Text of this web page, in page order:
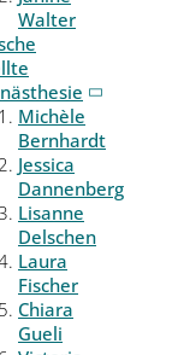
Walter
Michèle
Bernhardt
Jessica
Dannenberg
Lisanne
Delschen
Laura
Fischer
Chiara
Gueli